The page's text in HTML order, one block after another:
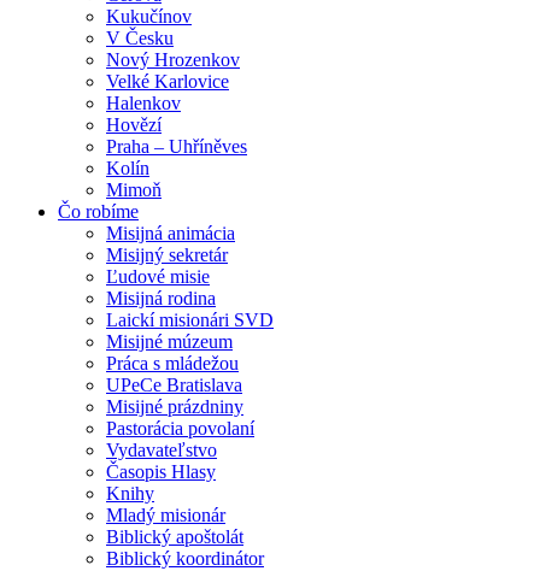
Kukučínov
V Česku
Nový Hrozenkov
Velké Karlovice
Halenkov
Hovězí
Praha – Uhříněves
Kolín
Mimoň
Čo robíme
Misijná animácia
Misijný sekretár
Ľudové misie
Misijná rodina
Laickí misionári SVD
Misijné múzeum
Práca s mládežou
UPeCe Bratislava
Misijné prázdniny
Pastorácia povolaní
Vydavateľstvo
Časopis Hlasy
Knihy
Mladý misionár
Biblický apoštolát
Biblický koordinátor